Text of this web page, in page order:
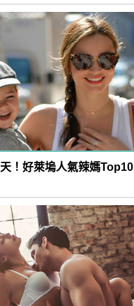
！好萊塢人氣辣媽Top10